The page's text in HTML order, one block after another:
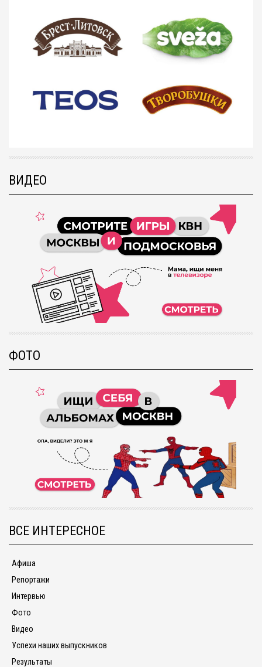
ВИДЕО
ФОТО
ВСЕ ИНТЕРЕСНОЕ
Афиша
Репортажи
Интервью
Фото
Видео
Успехи наших выпускников
Результаты